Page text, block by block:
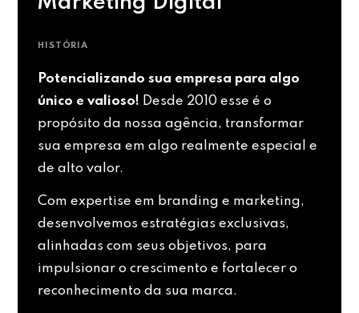
HISTÓRIA
Potencializando sua empresa para algo
único e valioso! Desde 2010 esse é o
propósito da nossa agência, transformar
sua empresa em algo realmente especial e
de alto valor.
Com expertise em branding e marketing,
desenvolvemos estratégias exclusivas,
alinhadas com seus objetivos, para
impulsionar o crescimento e fortalecer o
reconhecimento da sua marca.